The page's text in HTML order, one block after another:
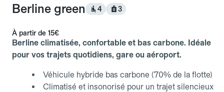
Berline green 4 3
À partir de 15€
Berline climatisée, confortable et bas carbone. Idéale
pour vos trajets quotidiens, gare ou aéroport.
Véhicule hybride bas carbone (70% de la flotte)
Climatisé et insonorisé pour un trajet silencieux